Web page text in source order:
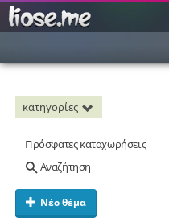
κατηγορίες
Πρόσφατες καταχωρήσεις
Αναζήτηση
Νέο θέμα